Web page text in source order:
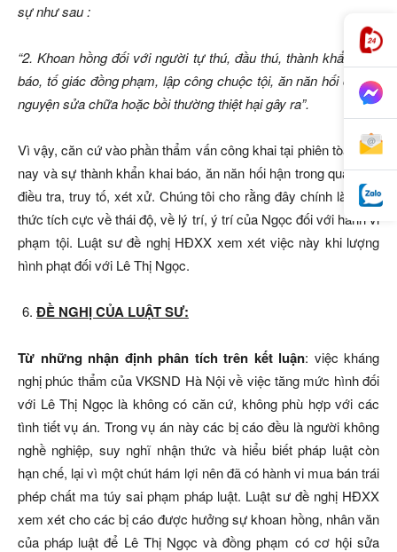
sự như sau :
“2. Khoan hồng đối với người tự thú, đầu thú, thành khẩn khai
báo, tố giác đồng phạm, lập công chuộc tội, ăn năn hối cải, tự
nguyện sửa chữa hoặc bồi thường thiệt hại gây ra”.
Vì vậy, căn cứ vào phần thẩm vấn công khai tại phiên tòa hôm
nay và sự thành khẩn khai báo, ăn năn hối hận trong quá trình
điều tra, truy tố, xét xử. Chúng tôi cho rằng đây chính là nhận
thức tích cực về thái độ, về lý trí, ý trí của Ngọc đối với hành vi
phạm tội. Luật sư đề nghị HĐXX xem xét việc này khi lượng
hình phạt đối với Lê Thị Ngọc.
ĐỀ NGHỊ CỦA LUẬT SƯ:
Từ những nhận định phân tích trên kết luận: việc kháng
nghị phúc thẩm của VKSND Hà Nội về việc tăng mức hình đối
với Lê Thị Ngọc là không có căn cứ, không phù hợp với các
tình tiết vụ án. Trong vụ án này các bị cáo đều là người không
nghề nghiệp, suy nghĩ nhận thức và hiểu biết pháp luật còn
hạn chế, lại vì một chút hám lợi nên đã có hành vi mua bán trái
phép chất ma túy sai phạm pháp luật. Luật sư đề nghị HĐXX
xem xét cho các bị cáo được hưởng sự khoan hồng, nhân văn
của pháp luật để Lê Thị Ngọc và đồng phạm có cơ hội sửa